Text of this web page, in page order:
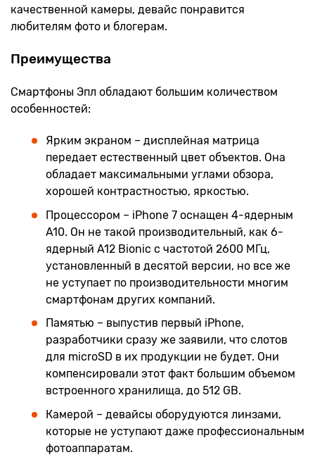
качественной камеры, девайс понравится
любителям фото и блогерам.
Преимущества
Смартфоны Эпл обладают большим количеством
особенностей:
Ярким экраном – дисплейная матрица
передает естественный цвет объектов. Она
обладает максимальными углами обзора,
хорошей контрастностью, яркостью.
Процессором – iPhone 7 оснащен 4-ядерным
A10. Он не такой производительный, как 6-
ядерный A12 Bionic с частотой 2600 МГц,
установленный в десятой версии, но все же
не уступает по производительности многим
смартфонам других компаний.
Памятью – выпустив первый iPhone,
разработчики сразу же заявили, что слотов
для microSD в их продукции не будет. Они
компенсировали этот факт большим объемом
встроенного хранилища, до 512 GB.
Камерой – девайсы оборудуются линзами,
которые не уступают даже профессиональным
фотоаппаратам.